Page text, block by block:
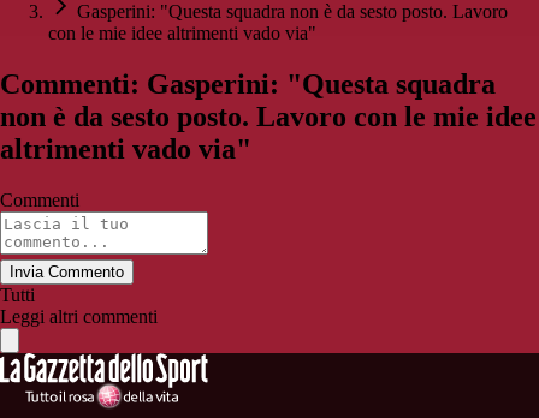
Gasperini: "Questa squadra non è da sesto posto. Lavoro
con le mie idee altrimenti vado via"
Commenti: Gasperini: "Questa squadra
non è da sesto posto. Lavoro con le mie idee
altrimenti vado via"
Commenti
Invia Commento
Tutti
Leggi altri commenti